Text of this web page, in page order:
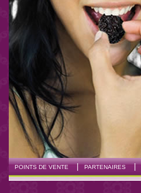
POINTS DE VENTE | PARTENAIRES |